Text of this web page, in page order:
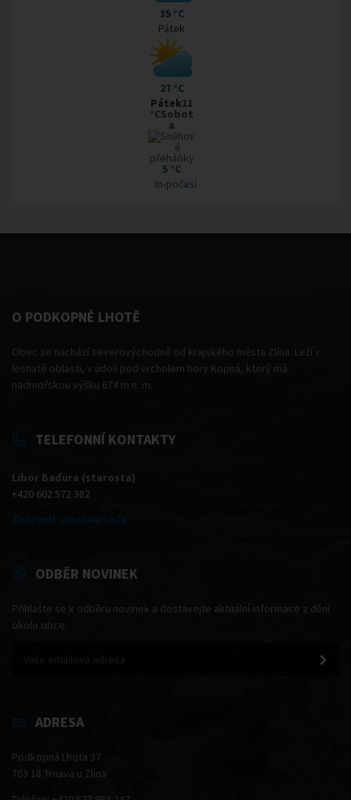
35 °C
Pátek
27 °C
Pátek11
°CSobot
a
5 °C
In-počasí
O PODKOPNÉ LHOTĚ
Obec se nachází severovýchodně od krajského města Zlína. Leží v
lesnaté oblasti, v údolí pod vrcholem hory Kopná, který má
nadmořskou výšku 674 m n. m.
TELEFONNÍ KONTAKTY
Libor Baďura (starosta)
+420 602 572 382
Zobrazit všechna čísla
ODBĚR NOVINEK
Přihlašte se k odběru novinek a dostávejte aktuální informace z dění
okolo obce.
ADRESA
Podkopná Lhota 37
763 18 Trnava u Zlína